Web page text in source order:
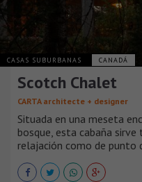
CASAS SUBURBANAS CANADÁ
Scotch Chalet
CARTA architecte + designer
Situada en una meseta
bosque, esta cabaña
relajación como de punto